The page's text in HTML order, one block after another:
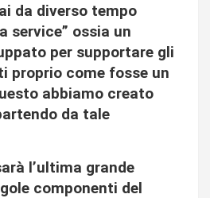
da diverso tempo
service” ossia un
per supportare gli
proprio come fosse un
abbiamo creato
da tale
l’ultima grande
componenti del